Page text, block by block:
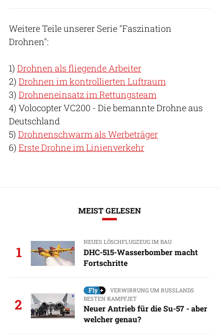
Weitere Teile unserer Serie "Faszination
Drohnen":
1) Drohnen als fliegende Arbeiter
2) Drohnen im kontrollierten Luftraum
3) Drohneneinsatz im Rettungsteam
4) Volocopter VC200 - Die bemannte Drohne aus
Deutschland
5) Drohnenschwarm als Werbeträger
6) Erste Drohne im Linienverkehr
MEIST GELESEN
1
NEUES LÖSCHFLUGZEUG IM BAU
DHC-515-Wasserbomber macht
Fortschritte
2
VERWIRRUNG UM RUSSLANDS
BESTEN KAMPFJET
Neuer Antrieb für die Su-57 - aber
welcher genau?